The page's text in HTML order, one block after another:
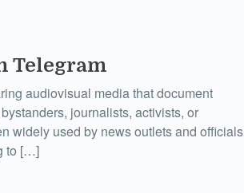
Telegram
audiovisual media that document
journalists, activists, or
widely used by news outlets and officials
to […]